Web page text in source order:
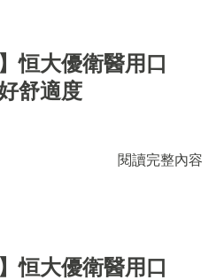
恒大優衛醫用口
舒適度
閱讀完整內容
恒大優衛醫用口